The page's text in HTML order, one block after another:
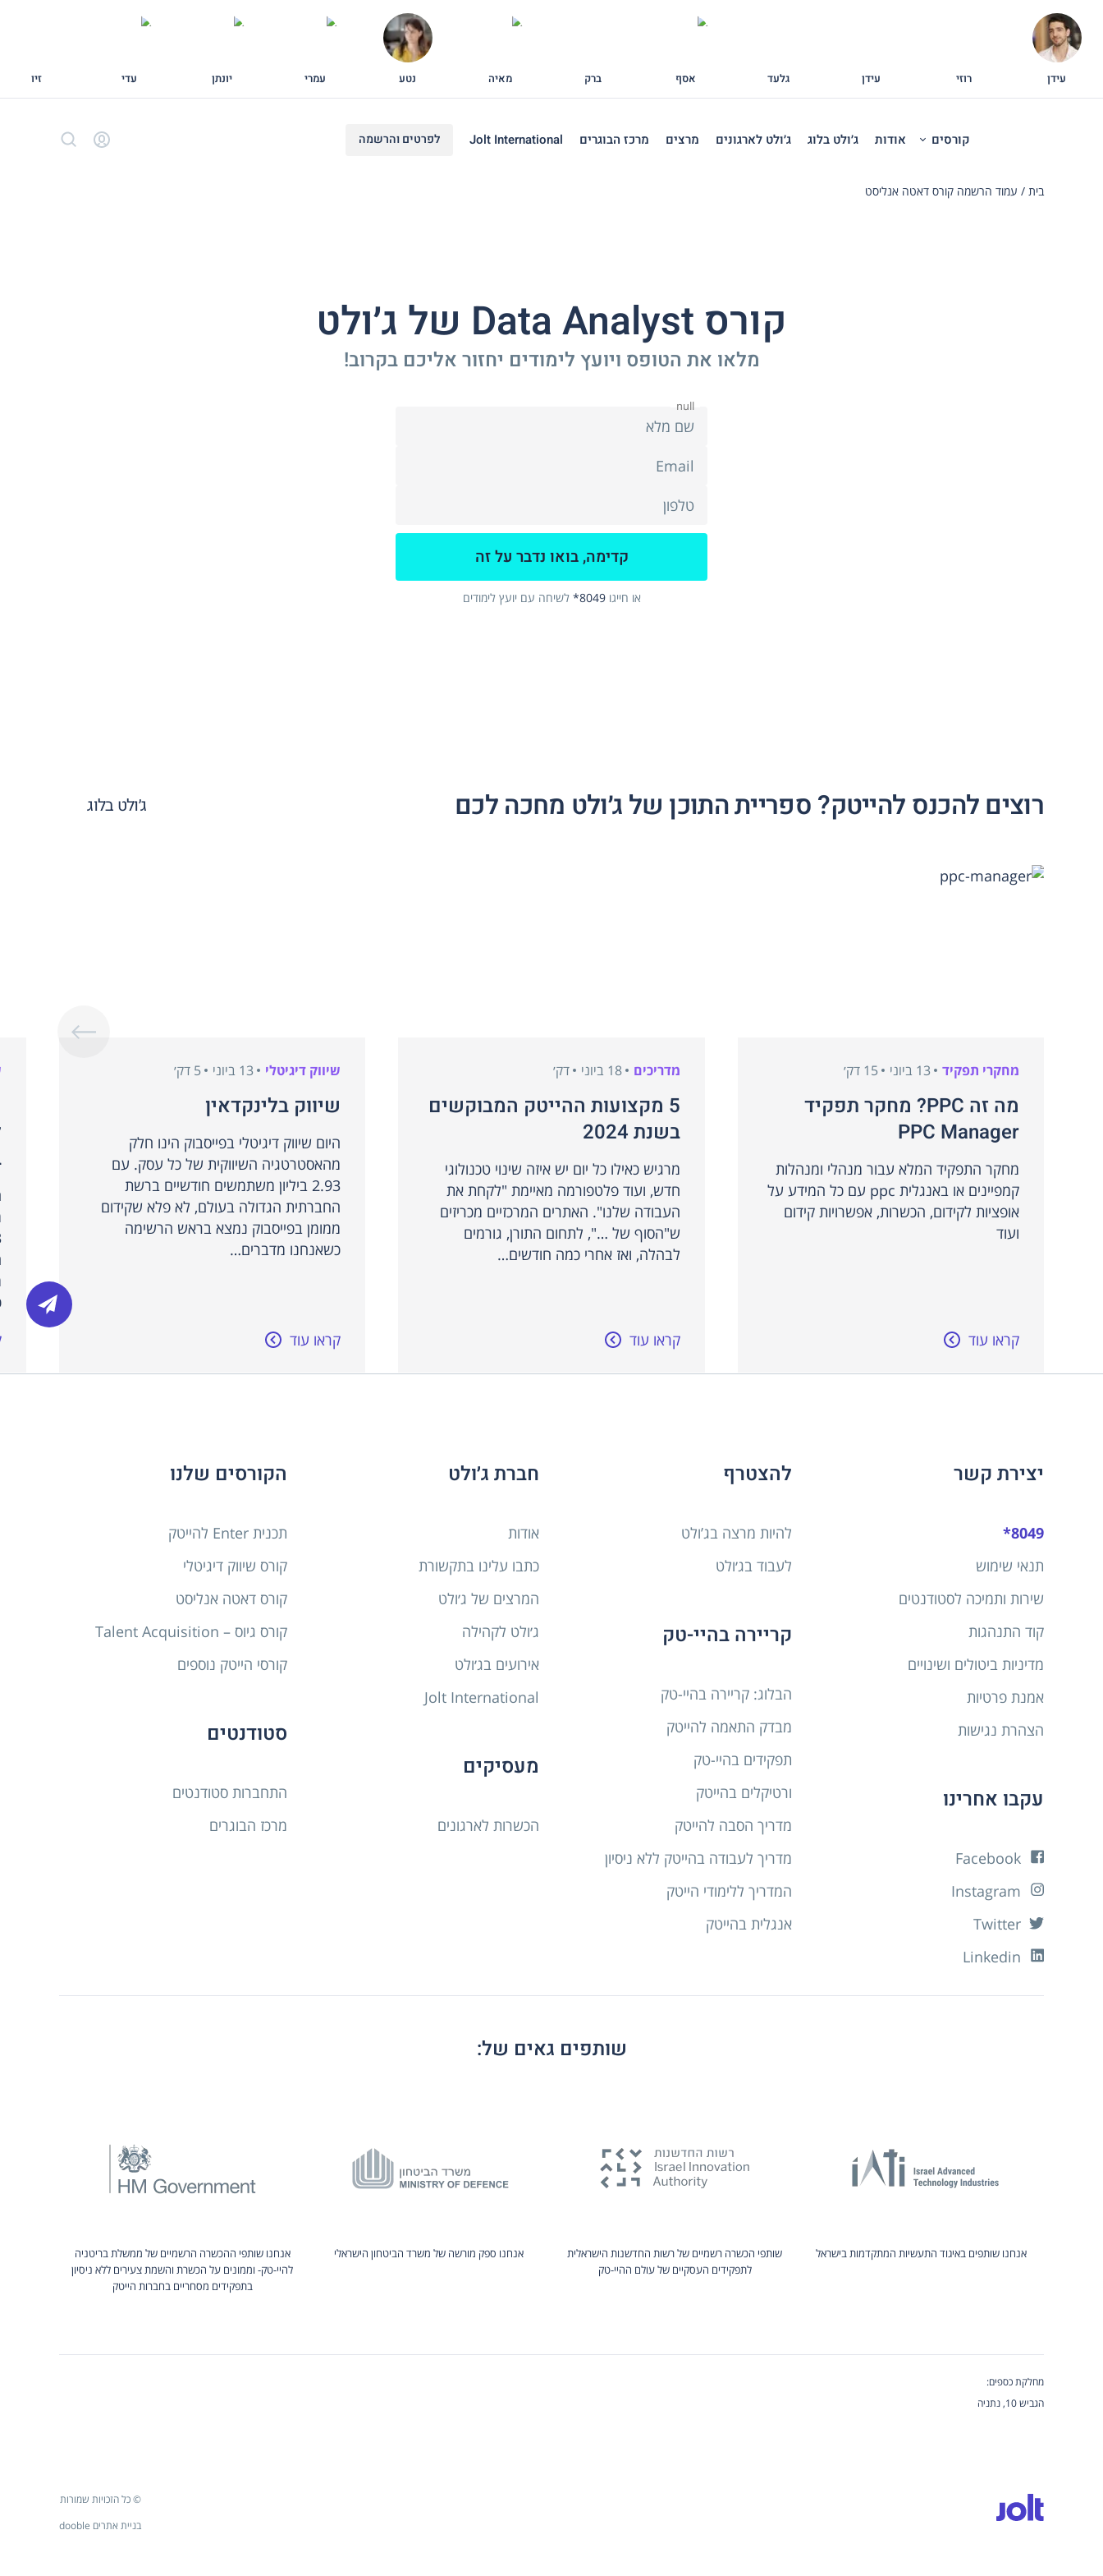
עידן רוזי עידן גלעד אסף ברק מאיה נטע עמרי יונתן עדי זיו
קורסים אודות ג׳ולט בלוג ג׳ולט לארגונים מרצים מרכז הבוגרים Jolt International לפרטים והרשמה
בית / עמוד הרשמה קורס דאטה אנליסט
קורס Data Analyst של ג׳ולט
מלאו את הטופס ויועץ לימודים יחזור אליכם בקרוב!
או חייגו8049* לשיחה עם יועץ לימודים
null
null
רוצים להכנס להייטק? ספריית התוכן של ג׳ולט מחכה לכם ג׳ולט בלוג
מחקרי תפקיד 13 ביוני 15 דק׳
מה זה PPC? מחקר תפקיד
PPC Manager
מחקר התפקיד המלא עבור מנהלי ומנהלות
קמפיינים או באנגלית ppc עם כל המידע על
אופציות לקידום, הכשרות, אפשרויות קידום
ועוד
קראו עוד
מדריכים 18 ביוני דק׳
5 מקצועות ההייטק המבוקשים
בשנת 2024
מרגיש כאילו כל יום יש איזה שינוי טכנולוגי
חדש, ועוד פלטפורמה מאיימת "לקחת את
העבודה שלנו". האתרים המרכזיים מכריזים
ש"הסוף של …", לתחום התורן, גורמים
לבהלה, ואז אחרי כמה חודשים…
קראו עוד
שיווק דיגיטלי 13 ביוני 5 דק׳
שיווק בלינקדאין
היום שיווק דיגיטלי בפייסבוק הינו חלק
מהאסטרטגיה השיווקית של כל עסק. עם
2.93 ביליון משתמשים חודשיים ברשת
החברתית הגדולה בעולם, לא פלא שקידום
ממומן בפייסבוק נמצא בראש הרשימה
כשאנחנו מדברים…
קראו עוד
יצירת קשר
8049*
תנאי שימוש
שירות ותמיכה לסטודנטים
קוד התנהגות
מדיניות ביטולים ושינויים
אמנת פרטיות
הצהרת נגישות
עקבו אחרינו
להצטרף
להיות מרצה בג’ולט
לעבוד בג׳ולט
קריירה בהיי-טק
הבלוג: קריירה בהיי-טק
מבדק התאמה להייטק
תפקידים בהיי-טק
ורטיקלים בהייטק
מדריך הסבה להייטק
מדריך לעבודה בהייטק ללא ניסיון
המדריך ללימודי הייטק
אנגלית בהייטק
חברת ג׳ולט
אודות
כתבו עלינו בתקשורת
המרצים של ג׳ולט
ג׳ולט לקהילה
אירועים בג׳ולט
Jolt International
מעסיקים
הכשרות לארגונים
הקורסים שלנו
תכנית Enter להייטק
קורס שיווק דיגיטלי
קורס דאטה אנליסט
קורס גיוס – Talent Acquisition
קורסי הייטק נוספים
סטודנטים
התחברות סטודנטים
מרכז הבוגרים
שותפים גאים של:
אנחנו שותפים באיגוד התעשיות המתקדמות בישראל
שותפי הכשרה רשמיים של רשות החדשנות הישראלית
לתפקידים העסקיים של עולם ההיי-טק
אנחנו ספק מורשה של משרד הביטחון הישראלי
אנחנו שותפי ההכשרה הרשמיים של ממשלת בריטניה
להיי-טק- וממונים על הכשרת והשמת צעירים ללא ניסיון
בתפקידים מסחריים בחברות הייטק
מחלקת כספים:
הגביש 10, נתניה
© כל הזכויות שמורות
בניית אתרים dooble